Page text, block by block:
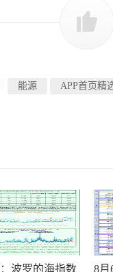
能源 APP首页精
波罗的海指数 8月